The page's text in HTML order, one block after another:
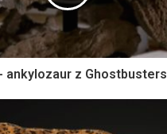
ankylozaur z Ghostbusters